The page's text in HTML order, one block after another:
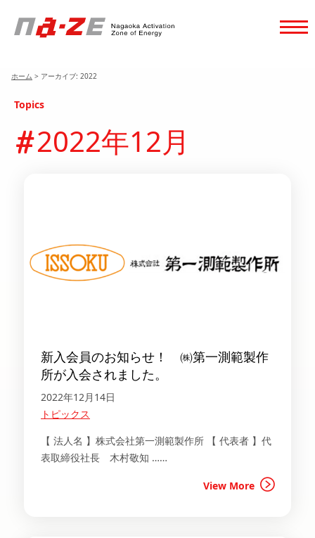
ホーム > アーカイブ: 2022
Topics
2022年12月
新入会員のお知らせ！ ㈱第一測範製作
所が入会されました。
2022年12月14日
トピックス
【 法人名 】株式会社第一測範製作所 【 代表者 】代
表取締役社長 木村敬知 ……
View More